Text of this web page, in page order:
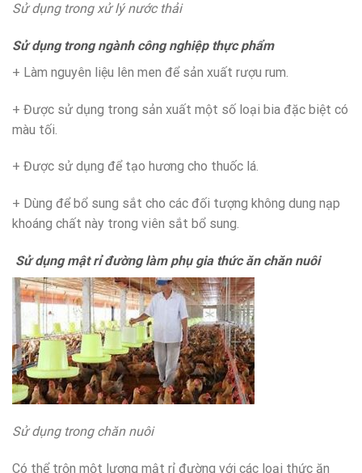
Sử dụng trong xử lý nước thải
Sử dụng trong ngành công nghiệp thực phẩm
+ Làm nguyên liệu lên men để sản xuất rượu rum.
+ Được sử dụng trong sản xuất một số loại bia đặc biệt có
màu tối.
+ Được sử dụng để tạo hương cho thuốc lá.
+ Dùng để bổ sung sắt cho các đối tượng không dung nạp
khoáng chất này trong viên sắt bổ sung.
Sử dụng mật rỉ đường làm phụ gia thức ăn chăn nuôi
Sử dụng trong chăn nuôi
Có thể trộn một lượng mật rỉ đường với các loại thức ăn